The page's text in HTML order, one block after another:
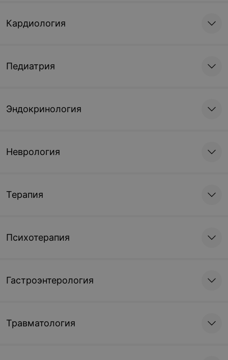
Кардиология
Педиатрия
Эндокринология
Неврология
Терапия
Психотерапия
Гастроэнтерология
Травматология